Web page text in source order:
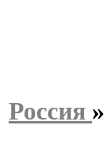
Россия »